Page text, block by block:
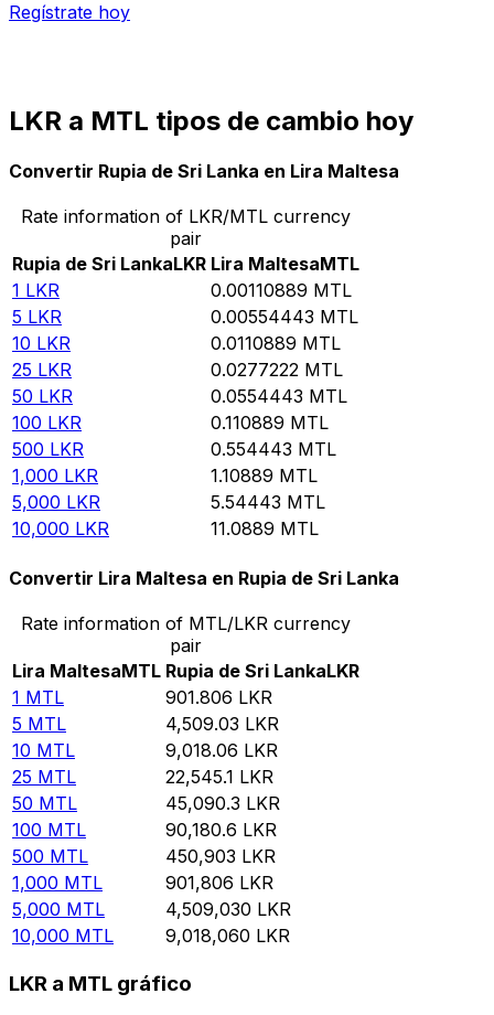
Regístrate hoy
LKR a MTL tipos de cambio hoy
Convertir Rupia de Sri Lanka en Lira Maltesa
Rate information of LKR/MTL currency
pair
Rupia de Sri LankaLKR Lira MaltesaMTL
1 LKR 0.00110889 MTL
5 LKR 0.00554443 MTL
10 LKR 0.0110889 MTL
25 LKR 0.0277222 MTL
50 LKR 0.0554443 MTL
100 LKR 0.110889 MTL
500 LKR 0.554443 MTL
1,000 LKR 1.10889 MTL
5,000 LKR 5.54443 MTL
10,000 LKR 11.0889 MTL
Convertir Lira Maltesa en Rupia de Sri Lanka
Rate information of MTL/LKR currency
pair
Lira MaltesaMTL Rupia de Sri LankaLKR
1 MTL 901.806 LKR
5 MTL 4,509.03 LKR
10 MTL 9,018.06 LKR
25 MTL 22,545.1 LKR
50 MTL 45,090.3 LKR
100 MTL 90,180.6 LKR
500 MTL 450,903 LKR
1,000 MTL 901,806 LKR
5,000 MTL 4,509,030 LKR
10,000 MTL 9,018,060 LKR
LKR a MTL gráfico